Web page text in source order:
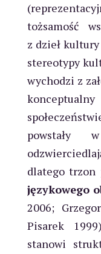
tożsamość
z dzieł
stereotypy
wychodzi z
powstały
dlatego trzon
językowego
2006;
Pisarek
stanowi